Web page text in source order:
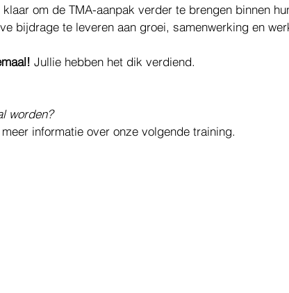
om de TMA-aanpak verder te brengen binnen
bijdrage te leveren aan groei, samenwerking en
Jullie hebben het dik verdiend.
worden?
informatie over onze volgende training.